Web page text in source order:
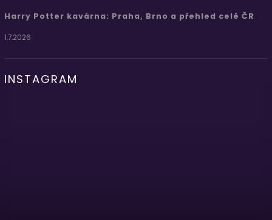
Harry Potter kavárna: Praha, Brno a přehled celé ČR
1.7.2026
INSTAGRAM